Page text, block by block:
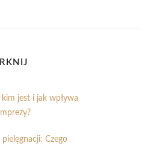
jest i jak wpływa
Czego